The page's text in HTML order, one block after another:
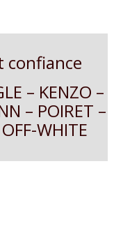
confiance
– KENZO –
– POIRET –
WHITE